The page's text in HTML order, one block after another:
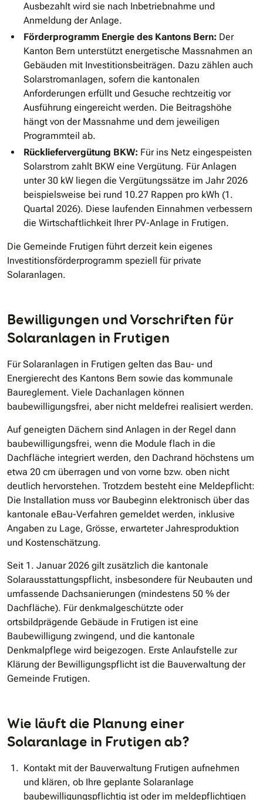
Ausbezahlt wird sie nach Inbetriebnahme und
Anmeldung der Anlage.
Förderprogramm Energie des Kantons Bern: Der
Kanton Bern unterstützt energetische Massnahmen an
Gebäuden mit Investitionsbeiträgen. Dazu zählen auch
Solarstromanlagen, sofern die kantonalen
Anforderungen erfüllt und Gesuche rechtzeitig vor
Ausführung eingereicht werden. Die Beitragshöhe
hängt von der Massnahme und dem jeweiligen
Programmteil ab.
Rückliefervergütung BKW: Für ins Netz eingespeisten
Solarstrom zahlt BKW eine Vergütung. Für Anlagen
unter 30 kW liegen die Vergütungssätze im Jahr 2026
beispielsweise bei rund 10.27 Rappen pro kWh (1.
Quartal 2026). Diese laufenden Einnahmen verbessern
die Wirtschaftlichkeit Ihrer PV-Anlage in Frutigen.
Die Gemeinde Frutigen führt derzeit kein eigenes
Investitionsförderprogramm speziell für private
Solaranlagen.
Bewilligungen und Vorschriften für
Solaranlagen in Frutigen
Für Solaranlagen in Frutigen gelten das Bau- und
Energierecht des Kantons Bern sowie das kommunale
Baureglement. Viele Dachanlagen können
baubewilligungsfrei, aber nicht meldefrei realisiert werden.
Auf geneigten Dächern sind Anlagen in der Regel dann
baubewilligungsfrei, wenn die Module flach in die
Dachfläche integriert werden, den Dachrand höchstens um
etwa 20 cm überragen und von vorne bzw. oben nicht
deutlich hervorstehen. Trotzdem besteht eine Meldepflicht:
Die Installation muss vor Baubeginn elektronisch über das
kantonale eBau-Verfahren gemeldet werden, inklusive
Angaben zu Lage, Grösse, erwarteter Jahresproduktion
und Kostenschätzung.
Seit 1. Januar 2026 gilt zusätzlich die kantonale
Solarausstattungspflicht, insbesondere für Neubauten und
umfassende Dachsanierungen (mindestens 50 % der
Dachfläche). Für denkmalgeschützte oder
ortsbildprägende Gebäude in Frutigen ist eine
Baubewilligung zwingend, und die kantonale
Denkmalpflege wird beigezogen. Erste Anlaufstelle zur
Klärung der Bewilligungspflicht ist die Bauverwaltung der
Gemeinde Frutigen.
Wie läuft die Planung einer
Solaranlage in Frutigen ab?
Kontakt mit der Bauverwaltung Frutigen aufnehmen
und klären, ob Ihre geplante Solaranlage
baubewilligungspflichtig ist oder im meldepflichtigen